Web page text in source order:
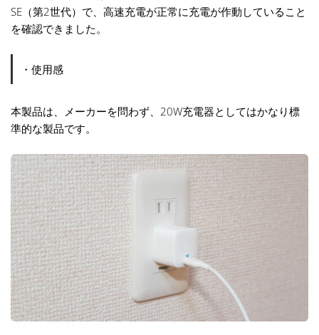
SE（第2世代）で、高速充電が正常に充電が作動していること
を確認できました。
・使用感
本製品は、メーカーを問わず、20W充電器としてはかなり標
準的な製品です。